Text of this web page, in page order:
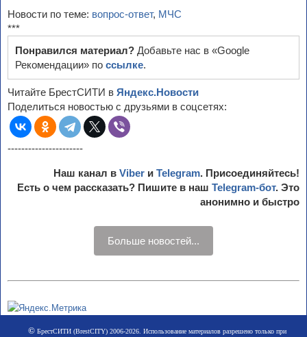
Новости по теме: вопрос-ответ, МЧС
***
Понравился материал? Добавьте нас в «Google
Рекомендации» по ссылке.
Читайте БрестСИТИ в Яндекс.Новости
Поделиться новостью с друзьями в соцсетях:
----------------------
Наш канал в Viber и Telegram. Присоединяйтесь!
Есть о чем рассказать? Пишите в наш Telegram-бот. Это
анонимно и быстро
Больше новостей...
©БрестСИТИ (BrestCITY) 2006-2026. Использование материалов разрешено только при